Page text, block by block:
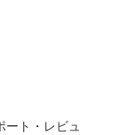
ト・レビュ